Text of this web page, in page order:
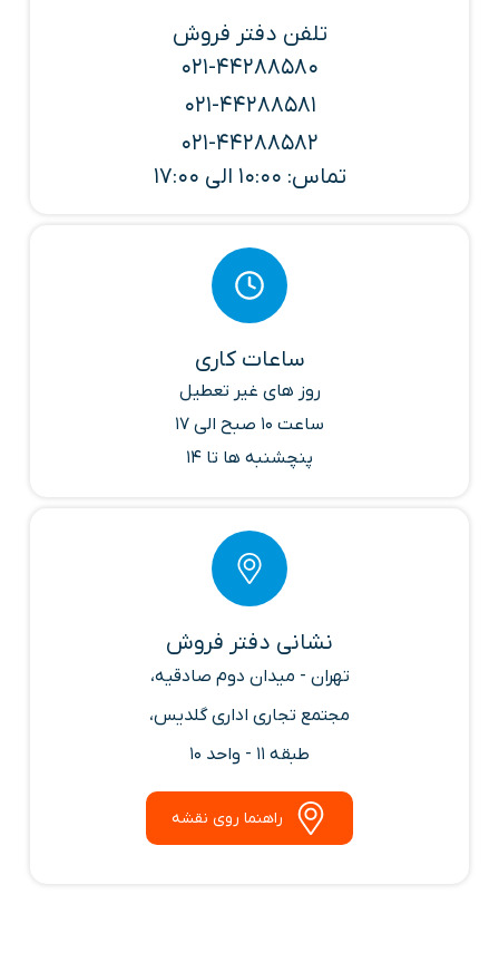
تلفن دفتر فروش
021-44288580
021-44288581
021-44288582
تماس: 10:00 الی 17:00
ساعات کاری
روز های غیر تعطیل
ساعت 10 صبح الی 17
پنچشنبه ها تا 14
نشانی دفتر فروش
تهران - میدان دوم صادقیه،
مجتمع تجاری اداری گلدیس،
طبقه 11 - واحد 10
راهنما روی نقشه